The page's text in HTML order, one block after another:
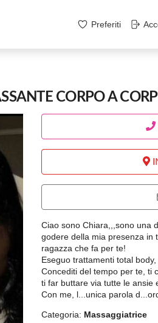
Preferiti
CORPO A
Ciao sono Chiara,,,sono una
godere della mia presenza in
ragazza che fa per te!
Eseguo trattamenti total
Concediti del tempo per te, ti
ti far buttare via tutte le ansie
Con me, l...unica parola
Categoria: Massaggiatrice